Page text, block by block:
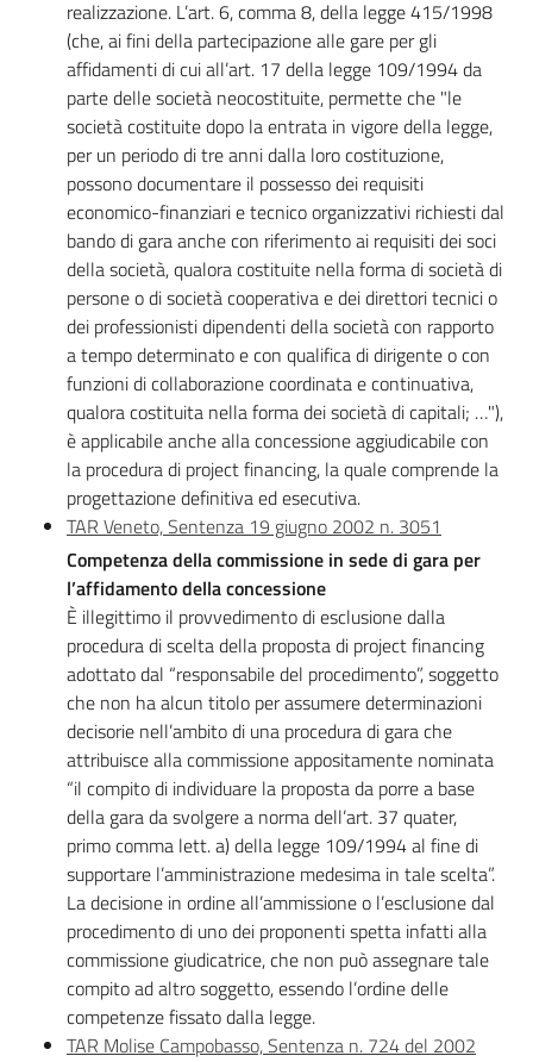
realizzazione. L’art. 6, comma 8, della legge 415/1998
(che, ai fini della partecipazione alle gare per gli
affidamenti di cui all’art. 17 della legge 109/1994 da
parte delle società neocostituite, permette che "le
società costituite dopo la entrata in vigore della legge,
per un periodo di tre anni dalla loro costituzione,
possono documentare il possesso dei requisiti
economico-finanziari e tecnico organizzativi richiesti dal
bando di gara anche con riferimento ai requisiti dei soci
della società, qualora costituite nella forma di società di
persone o di società cooperativa e dei direttori tecnici o
dei professionisti dipendenti della società con rapporto
a tempo determinato e con qualifica di dirigente o con
funzioni di collaborazione coordinata e continuativa,
qualora costituita nella forma dei società di capitali; …"),
è applicabile anche alla concessione aggiudicabile con
la procedura di project financing, la quale comprende la
progettazione definitiva ed esecutiva.
TAR Veneto, Sentenza 19 giugno 2002 n. 3051
Competenza della commissione in sede di gara per
l’affidamento della concessione
È illegittimo il provvedimento di esclusione dalla
procedura di scelta della proposta di project financing
adottato dal “responsabile del procedimento”, soggetto
che non ha alcun titolo per assumere determinazioni
decisorie nell’ambito di una procedura di gara che
attribuisce alla commissione appositamente nominata
“il compito di individuare la proposta da porre a base
della gara da svolgere a norma dell’art. 37 quater,
primo comma lett. a) della legge 109/1994 al fine di
supportare l’amministrazione medesima in tale scelta”.
La decisione in ordine all’ammissione o l’esclusione dal
procedimento di uno dei proponenti spetta infatti alla
commissione giudicatrice, che non può assegnare tale
compito ad altro soggetto, essendo l’ordine delle
competenze fissato dalla legge.
TAR Molise Campobasso, Sentenza n. 724 del 2002